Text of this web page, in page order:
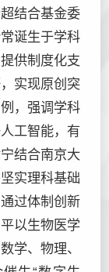
结合基金委
诞生于学科
供制度化支
实现原创突
，强调学科
工智能，有
结合南京大
实理科基础
过体制创新
以生物医学
学、物理、